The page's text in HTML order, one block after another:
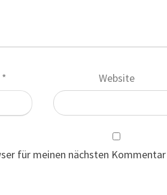
* Website
für meinen nächsten Kommentar